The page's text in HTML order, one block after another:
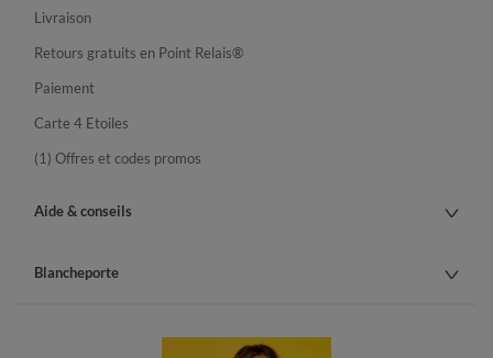
Livraison
Retours gratuits en Point Relais®
Paiement
Carte 4 Etoiles
(1) Offres et codes promos
Aide & conseils
Blancheporte